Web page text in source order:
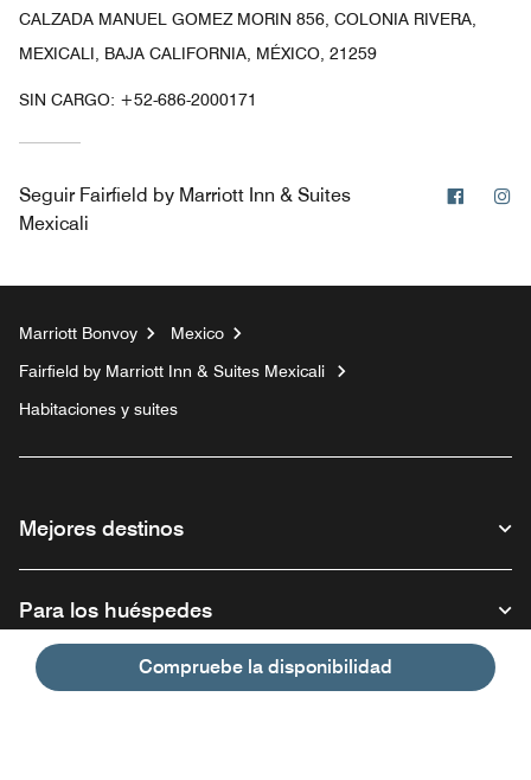
Compruebe la disponibilidad
CALZADA MANUEL GOMEZ MORIN 856, COLONIA RIVERA,
MEXICALI, BAJA CALIFORNIA, MÉXICO, 21259
SIN CARGO: +52-686-2000171
Seguir Fairfield by Marriott Inn & Suites
Mexicali
Marriott Bonvoy
Mexico
Fairfield by Marriott Inn & Suites Mexicali
Habitaciones y suites
Mejores destinos
Para los huéspedes
Nuestra empresa